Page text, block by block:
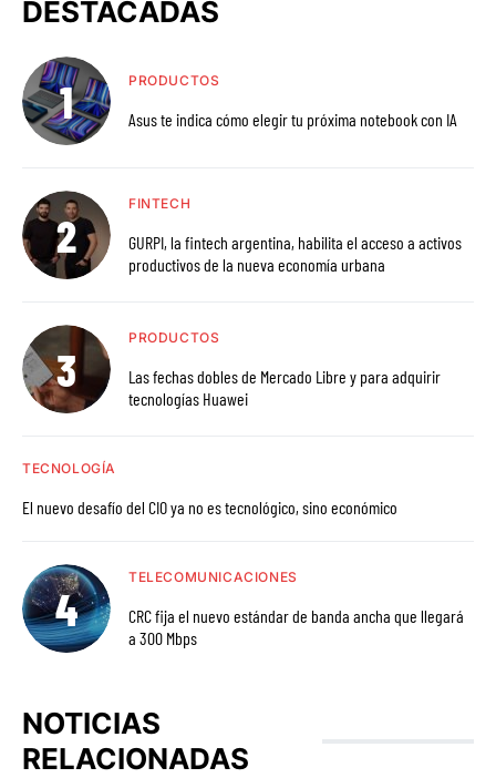
DESTACADAS
PRODUCTOS
Asus te indica cómo elegir tu próxima notebook con IA
FINTECH
GURPI, la fintech argentina, habilita el acceso a activos
productivos de la nueva economía urbana
PRODUCTOS
Las fechas dobles de Mercado Libre y para adquirir
tecnologías Huawei
TECNOLOGÍA
El nuevo desafío del CIO ya no es tecnológico, sino económico
TELECOMUNICACIONES
CRC fija el nuevo estándar de banda ancha que llegará
a 300 Mbps
NOTICIAS
RELACIONADAS